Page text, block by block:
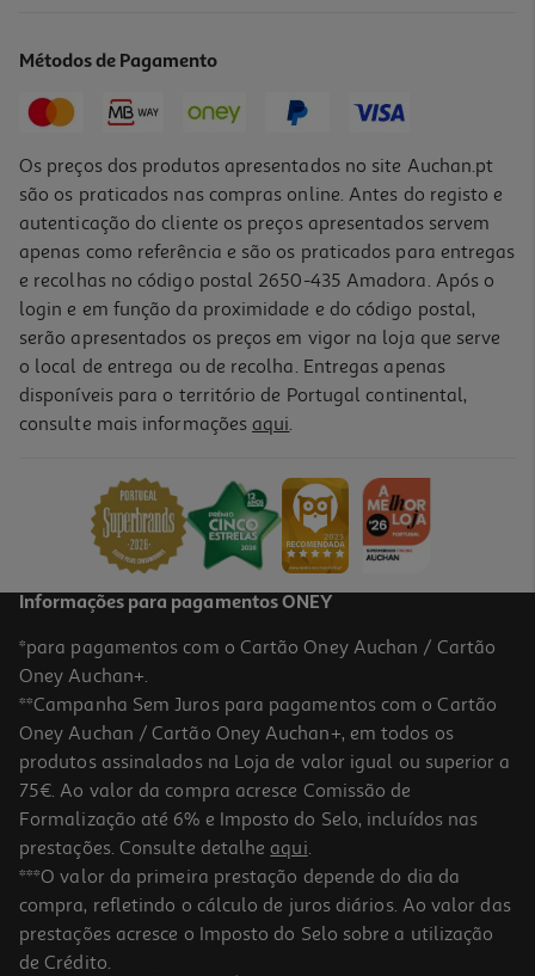
Escorredor Loiça One Two Fun 31 Peças
14,99 €
1.0
Transportadora Para Pet One Two Fun
29.99 €/un
29,99 €
Métodos de Pagamento
Os preços dos produtos apresentados no site Auchan.pt
são os praticados nas compras online. Antes do registo e
autenticação do cliente os preços apresentados servem
apenas como referência e são os praticados para entregas
e recolhas no código postal 2650-435 Amadora. Após o
login e em função da proximidade e do código postal,
serão apresentados os preços em vigor na loja que serve
o local de entrega ou de recolha. Entregas apenas
disponíveis para o território de Portugal continental,
consulte mais informações aqui.
Informações para pagamentos ONEY
*para pagamentos com o Cartão Oney Auchan / Cartão
Oney Auchan+.
**Campanha Sem Juros para pagamentos com o Cartão
Oney Auchan / Cartão Oney Auchan+, em todos os
produtos assinalados na Loja de valor igual ou superior a
75€. Ao valor da compra acresce Comissão de
Formalização até 6% e Imposto do Selo, incluídos nas
prestações. Consulte detalhe aqui.
***O valor da primeira prestação depende do dia da
compra, refletindo o cálculo de juros diários. Ao valor das
prestações acresce o Imposto do Selo sobre a utilização
de Crédito.